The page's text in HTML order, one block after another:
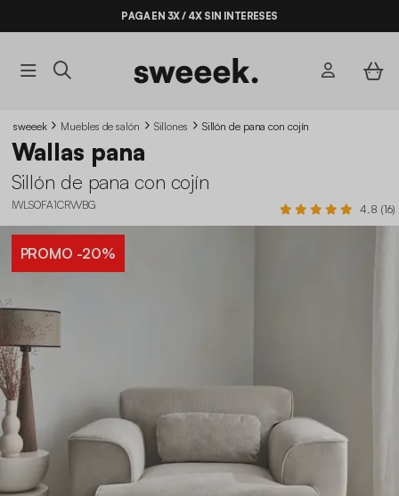
PAGA EN 3X / 4X SIN INTERESES
sweeek Muebles de salón Sillones Sillón de pana con cojín
Wallas pana
Sillón de pana con cojín
IWLSOFA1CRVVBG 4.8 (16)
PROMO -20%